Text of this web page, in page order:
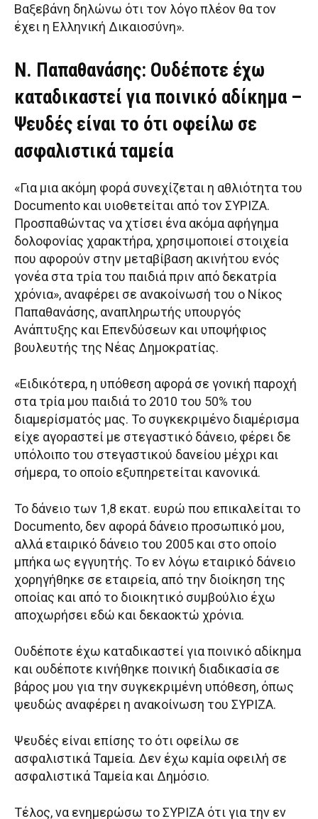
Βαξεβάνη δηλώνω ότι τον λόγο πλέον θα τον
έχει η Ελληνική Δικαιοσύνη».
Ν. Παπαθανάσης: Ουδέποτε έχω
καταδικαστεί για ποινικό αδίκημα –
Ψευδές είναι το ότι οφείλω σε
ασφαλιστικά ταμεία
«Για μια ακόμη φορά συνεχίζεται η αθλιότητα του
Documento και υιοθετείται από τον ΣΥΡΙΖΑ.
Προσπαθώντας να χτίσει ένα ακόμα αφήγημα
δολοφονίας χαρακτήρα, χρησιμοποιεί στοιχεία
που αφορούν στην μεταβίβαση ακινήτου ενός
γονέα στα τρία του παιδιά πριν από δεκατρία
χρόνια», αναφέρει σε ανακοίνωσή του ο Νίκος
Παπαθανάσης, αναπληρωτής υπουργός
Ανάπτυξης και Επενδύσεων και υποψήφιος
βουλευτής της Νέας Δημοκρατίας.
«Ειδικότερα, η υπόθεση αφορά σε γονική παροχή
στα τρία μου παιδιά το 2010 του 50% του
διαμερίσματός μας. Το συγκεκριμένο διαμέρισμα
είχε αγοραστεί με στεγαστικό δάνειο, φέρει δε
υπόλοιπο του στεγαστικού δανείου μέχρι και
σήμερα, το οποίο εξυπηρετείται κανονικά.
Το δάνειο των 1,8 εκατ. ευρώ που επικαλείται το
Documento, δεν αφορά δάνειο προσωπικό μου,
αλλά εταιρικό δάνειο του 2005 και στο οποίο
μπήκα ως εγγυητής. Το εν λόγω εταιρικό δάνειο
χορηγήθηκε σε εταιρεία, από την διοίκηση της
οποίας και από το διοικητικό συμβούλιο έχω
αποχωρήσει εδώ και δεκαοκτώ χρόνια.
Ουδέποτε έχω καταδικαστεί για ποινικό αδίκημα
και ουδέποτε κινήθηκε ποινική διαδικασία σε
βάρος μου για την συγκεκριμένη υπόθεση, όπως
ψευδώς αναφέρει η ανακοίνωση του ΣΥΡΙΖΑ.
Ψευδές είναι επίσης το ότι οφείλω σε
ασφαλιστικά Ταμεία. Δεν έχω καμία οφειλή σε
ασφαλιστικά Ταμεία και Δημόσιο.
Τέλος, να ενημερώσω το ΣΥΡΙΖΑ ότι για την εν